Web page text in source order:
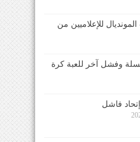
للإعلاميين من
وفشل آخر للعبة كرة
فاشل